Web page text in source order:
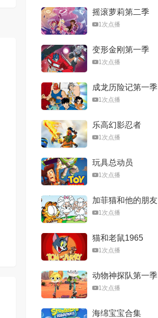
摇滚萝莉第二季
1次点播
变形金刚第一季
1次点播
成龙历险记第一季
1次点播
乐高幻影忍者
1次点播
玩具总动员
1次点播
加菲猫和他的朋友
们第一季
1次点播
猫和老鼠1965
1次点播
动物神探队第一季
1次点播
海绵宝宝合集